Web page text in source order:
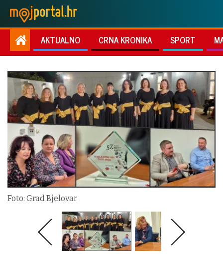
AKTUALNO CRNA KRONIKA SPORT
Foto: Grad Bjelovar